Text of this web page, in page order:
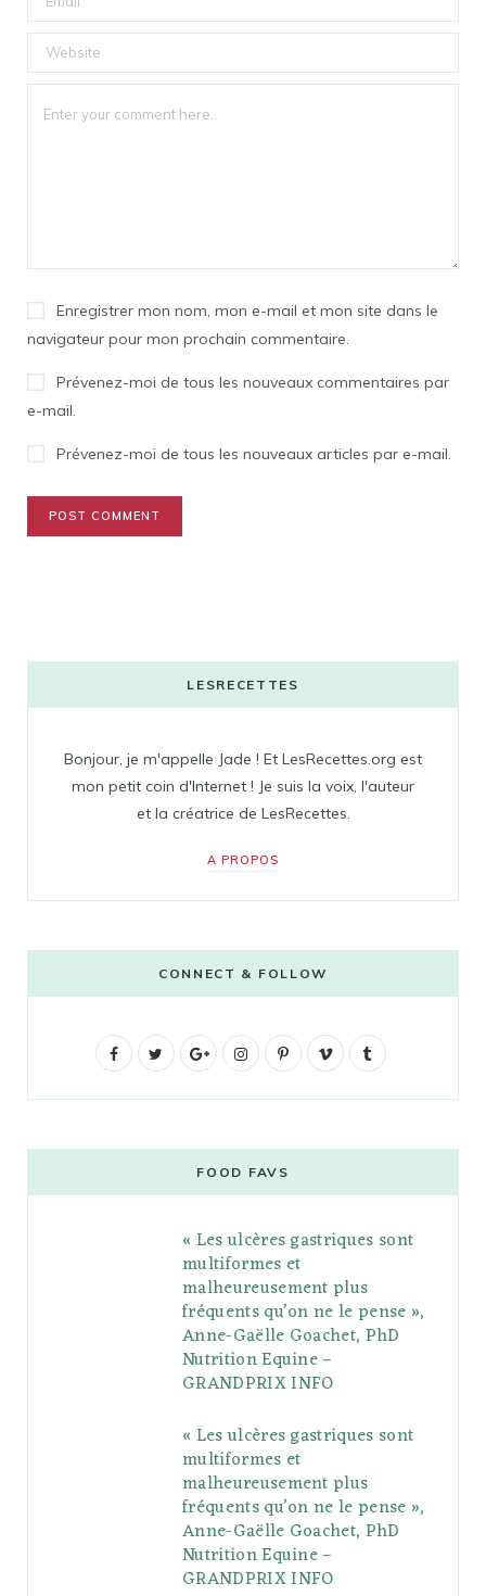
Enregistrer mon nom, mon e-mail et mon site dans le
navigateur pour mon prochain commentaire.
Prévenez-moi de tous les nouveaux commentaires par
e-mail.
Prévenez-moi de tous les nouveaux articles par e-mail.
LESRECETTES
Bonjour, je m'appelle Jade ! Et LesRecettes.org est
mon petit coin d'Internet ! Je suis la voix, l'auteur
et la créatrice de LesRecettes.
A PROPOS
CONNECT & FOLLOW
F
b
t
G
g
l
e
P
l
s
I
t
a
g
r
a
m
P
e
r
e
s
V
o
l
r
FOOD FAVS
« Les ulcères gastriques sont
multiformes et
malheureusement plus
fréquents qu’on ne le pense »,
Anne-Gaëlle Goachet, PhD
Nutrition Equine –
GRANDPRIX INFO
« Les ulcères gastriques sont
multiformes et
malheureusement plus
fréquents qu’on ne le pense »,
Anne-Gaëlle Goachet, PhD
Nutrition Equine –
GRANDPRIX INFO